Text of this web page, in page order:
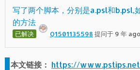
写了两个脚本，分别是a.psl和b.psl,
的方法
已解决 Q1501135598 提问于 9 年 ago
本文链接： https://